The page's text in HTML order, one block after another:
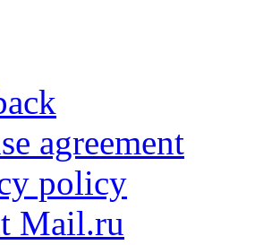
agreement
policy
Mail.ru